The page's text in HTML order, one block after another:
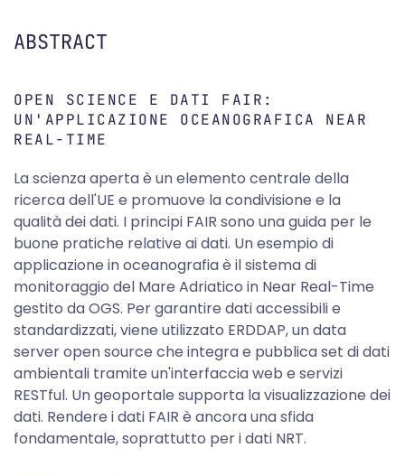
ABSTRACT
OPEN SCIENCE E DATI FAIR:
UN'APPLICAZIONE OCEANOGRAFICA NEAR
REAL-TIME
La scienza aperta è un elemento centrale della
ricerca dell'UE e promuove la condivisione e la
qualità dei dati. I principi FAIR sono una guida per le
buone pratiche relative ai dati. Un esempio di
applicazione in oceanografia è il sistema di
monitoraggio del Mare Adriatico in Near Real-Time
gestito da OGS. Per garantire dati accessibili e
standardizzati, viene utilizzato ERDDAP, un data
server open source che integra e pubblica set di dati
ambientali tramite un'interfaccia web e servizi
RESTful. Un geoportale supporta la visualizzazione dei
dati. Rendere i dati FAIR è ancora una sfida
fondamentale, soprattutto per i dati NRT.